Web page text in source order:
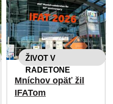
ŽIVOT V
RADETONE
Mníchov opäť žil
IFATom